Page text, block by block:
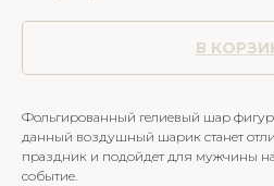
В
Фольгированный гелиевый шар
данный воздушный шарик станет
праздник и подойдет для мужчины
событие.